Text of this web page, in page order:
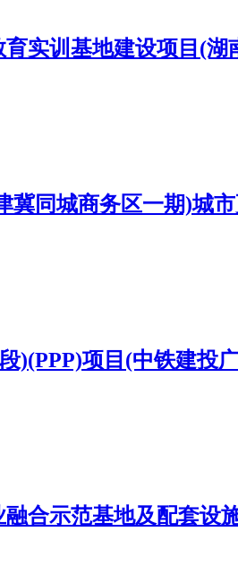
实训基地建设项目(湖
冀同城商务区一期)城
)(PPP)项目(中铁建投
合示范基地及配套设